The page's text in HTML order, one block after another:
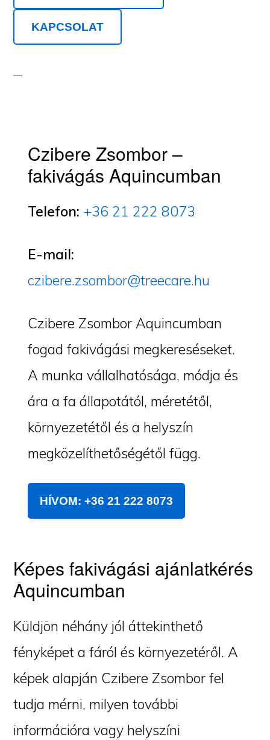
KAPCSOLAT
Czibere Zsombor –
fakivágás Aquincumban
Telefon: +36 21 222 8073
E-mail:
czibere.zsombor@treecare.hu
Czibere Zsombor Aquincumban
fogad fakivágási megkereséseket.
A munka vállalhatósága, módja és
ára a fa állapotától, méretétől,
környezetétől és a helyszín
megközelíthetőségétől függ.
HÍVOM: +36 21 222 8073
Képes fakivágási ajánlatkérés
Aquincumban
Küldjön néhány jól áttekinthető
fényképet a fáról és környezetéről. A
képek alapján Czibere Zsombor fel
tudja mérni, milyen további
információra vagy helyszíni